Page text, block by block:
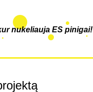
nukeliauja ES pinigai!